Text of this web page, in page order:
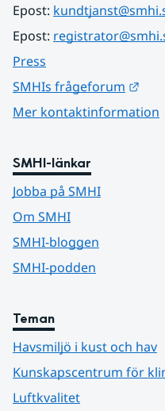
Epost:
Epost:
Press
SMHIs frågeforum
Mer kontaktinformation
SMHI-länkar
Jobba på SMHI
Om SMHI
SMHI-bloggen
SMHI-podden
Teman
Havsmiljö i kust och hav
Kunskapscentrum för
Luftkvalitet